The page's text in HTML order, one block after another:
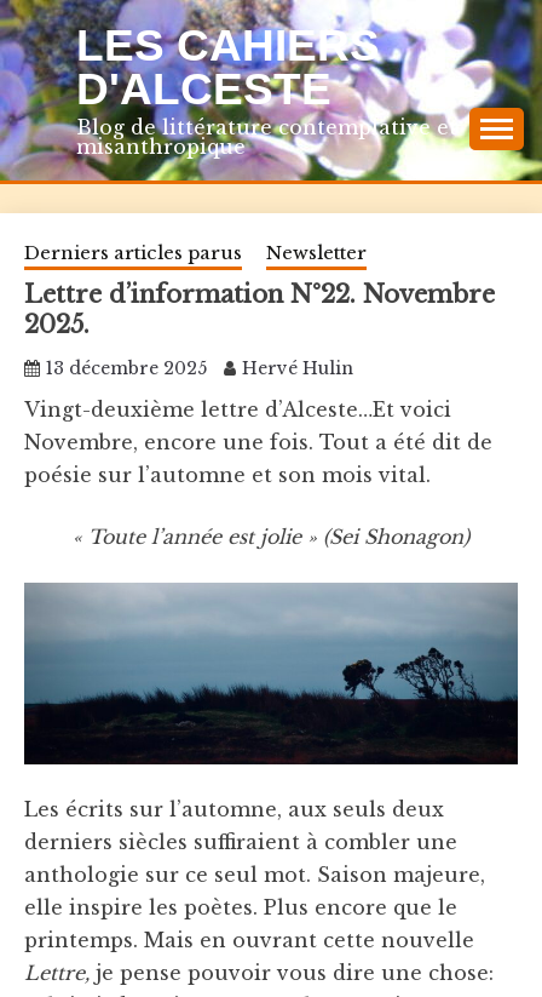
Skip
to
content
LES CAHIERS
D'ALCESTE
Blog de littérature contemplative et
misanthropique
Derniers articles parus Newsletter
Lettre d’information N°22. Novembre
2025.
13 décembre 2025 Hervé Hulin
Vingt-deuxième lettre d’Alceste…Et voici
Novembre, encore une fois. Tout a été dit de
poésie sur l’automne et son mois vital.
« Toute l’année est jolie » (Sei Shonagon)
Les écrits sur l’automne, aux seuls deux
derniers siècles suffiraient à combler une
anthologie sur ce seul mot. Saison majeure,
elle inspire les poètes. Plus encore que le
printemps. Mais en ouvrant cette nouvelle
Lettre, je pense pouvoir vous dire une chose: